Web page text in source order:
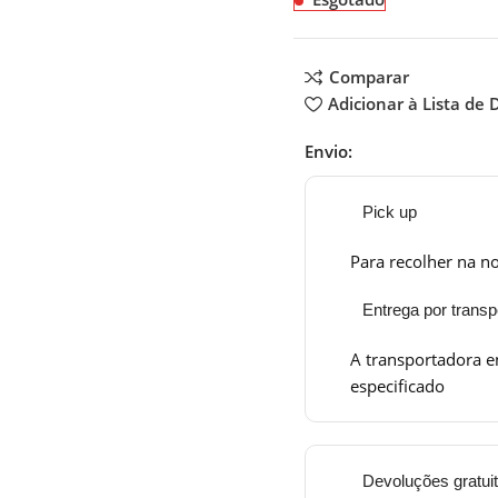
Comparar
Adicionar à Lista de
Envio:
Pick up
Para recolher na
Entrega por
A transportadora
especificado
Devoluções